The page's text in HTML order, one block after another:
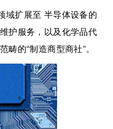
域扩展至 半导体设备的
护服务，以及化学品代
畴的“制造商型商社”。